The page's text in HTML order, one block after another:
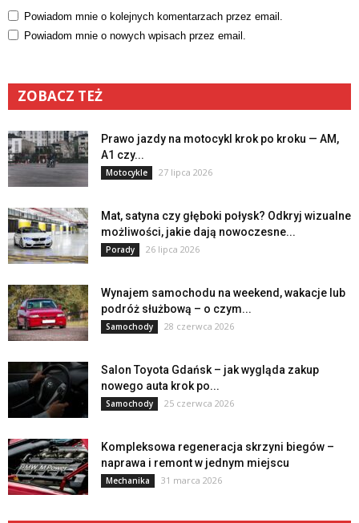
Powiadom mnie o kolejnych komentarzach przez email.
Powiadom mnie o nowych wpisach przez email.
ZOBACZ TEŻ
Prawo jazdy na motocykl krok po kroku — AM,
A1 czy...
Motocykle 27 lipca 2026
Mat, satyna czy głęboki połysk? Odkryj wizualne
możliwości, jakie dają nowoczesne...
Porady 26 lipca 2026
Wynajem samochodu na weekend, wakacje lub
podróż służbową – o czym...
Samochody 28 czerwca 2026
Salon Toyota Gdańsk – jak wygląda zakup
nowego auta krok po...
Samochody 25 czerwca 2026
Kompleksowa regeneracja skrzyni biegów –
naprawa i remont w jednym miejscu
Mechanika 31 marca 2026